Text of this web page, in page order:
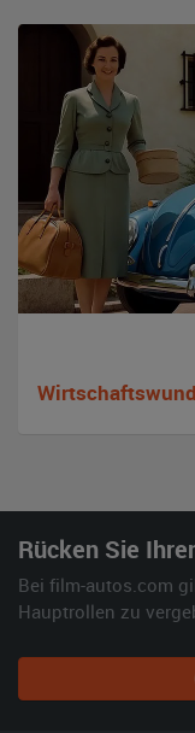
Rücken Sie
Bei film-autos.com
Hauptrollen zu